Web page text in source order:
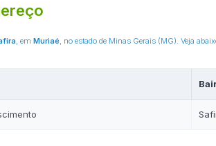
, em Muriaé, no estado de Minas Gerais (MG). Veja